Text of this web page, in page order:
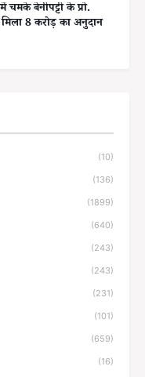
चमके बेनीपट्टी के प्रो.
8 करोड़ का अनुदान
(10)
(136)
(1899)
(640)
(243)
(243)
(231)
(101)
(659)
(16)